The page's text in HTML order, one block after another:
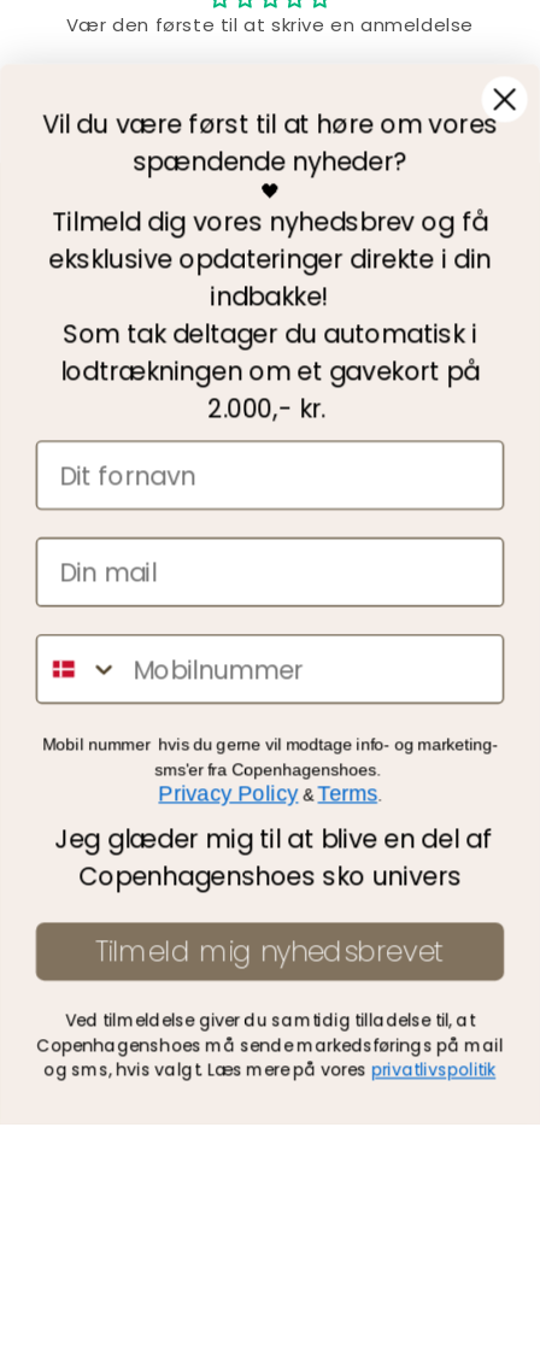
Vær den første til at skrive en anmeldelse
Levering 3-4 dage
+73.000 følgere
følg os på Instagram @copenhagenshoes
30 dages fuld returret
FacebookInstagramYouTubeTikTok
Lynghøjvej 27
Danmark
+45 2020 0179
web@copenhagenshoes.com
CVR: 35465502
Kundeservice
Nyhedsbrev
Vigtig information
We Care
Handelsbetingelser
Vil du være først til at høre om vores
spændende nyheder?
🖤
Tilmeld dig vores nyhedsbrev og få
eksklusive opdateringer direkte i din
indbakke!
Som tak deltager du automatisk i
lodtrækningen om et gavekort på
2.000,- kr.
Sms
Mobil nummer hvis du gerne vil modtage info- og marketing-
sms'er fra Copenhagenshoes.
Privacy Policy&Terms.
Jeg glæder mig til at blive en del af
Copenhagenshoes sko univers
Tilmeld mig nyhedsbrevet
Ved tilmeldelse giver du samtidig tilladelse til, at
Copenhagenshoes må sende markedsførings på mail
og sms, hvis valgt. Læs mere på vores privatlivspolitik